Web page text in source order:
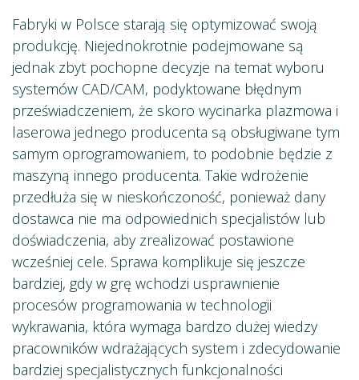
Fabryki w Polsce starają się optymizować swoją
produkcję. Niejednokrotnie podejmowane są
jednak zbyt pochopne decyzje na temat wyboru
systemów CAD/CAM, podyktowane błędnym
przeświadczeniem, że skoro wycinarka plazmowa i
laserowa jednego producenta są obsługiwane tym
samym oprogramowaniem, to podobnie będzie z
maszyną innego producenta. Takie wdrożenie
przedłuża się w nieskończoność, ponieważ dany
dostawca nie ma odpowiednich specjalistów lub
doświadczenia, aby zrealizować postawione
wcześniej cele. Sprawa komplikuje się jeszcze
bardziej, gdy w grę wchodzi usprawnienie
procesów programowania w technologii
wykrawania, która wymaga bardzo dużej wiedzy
pracowników wdrażających system i zdecydowanie
bardziej specjalistycznych funkcjonalności